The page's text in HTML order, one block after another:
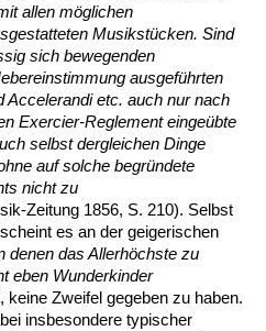
allen möglichen
Musikstücken. Sind
sich bewegenden
ausgeführten
Accelerandi etc. auch nur nach
Exercier-Reglement eingeübte
selbst dergleichen Dinge
auf solche begründete
nicht zu
Zeitung 1856, S. 210). Selbst
es an der geigerischen
denen das Allerhöchste zu
eben Wunderkinder
Zweifel gegeben zu haben.
insbesondere typischer